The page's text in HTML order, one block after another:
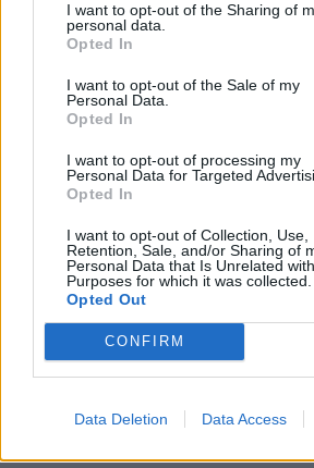
I want to opt-out of the Sharing of
personal data.
Opted In
I want to opt-out of the Sale of my
Personal Data.
Opted In
I want to opt-out of processing my
Personal Data for Targeted
Opted In
I want to opt-out of Collection, Use,
Retention, Sale, and/or Sharing of
Personal Data that Is Unrelated
Purposes for which it was collected.
Opted Out
CONFIRM
Data Deletion Data Access
ένα οπτικό κομψοτέχνημα
φροντίδα και καλλιτεχνικό
περιορισμούς ενός μεσαίου
της Unreal Engine αποδίδει με
τρόπο τον δυναμικό φωτισμό,
αποτελεί δομικό στοιχείο του
μοναδικό σύνορο μεταξύ
θανάτου. Οι λεπτομέρειες στην
του «The Wall» μιας πόλης
αψίδες μιας γιγάντιας γέφυρας
καθηλωτικές, με τις
τα δαιδαλώδη σοκάκια να